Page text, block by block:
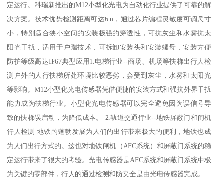
定运行。科瑞新推出的M12小型化光电为自动化行业提供了可靠的解
决方案。技术优势检测距离可达6m，通过芯片编程灵敏度可调尺寸
小，特别适合狭小空间的安装极强的穿透性，可抗灰尘和水雾抗太
阳光干扰，适用于户瑞技术，可拆卸安装头和安装螺母，安装方便
防护等级高达IP67典型应用1.电梯行业--商场、机场等扶梯出行人检
测户外的人行扶梯所处环境比较恶劣，会受到灰尘，水雾和太阳光
等影响。M12小型化光电传感器凭借便捷的安装方式和强抗外界干扰
能力成为扶梯行业。小型化光电传感器可以完全避免因为误信号导
致的扶梯误启动，为降低成本。 2.轨道交通行业--地铁屏蔽门和闸机
行人检测 地铁的蓬勃发展为人们的出行带来极大的便利，地铁也成
为人们出行方式的。这也对地铁闸机（AFC系统）和屏蔽门系统的稳
定运行带来了很大的考验。光电传感器是AFC系统和屏蔽门系统中极
为关键的零部件，行人的通过检测和防夹全是由光电传感器完成。